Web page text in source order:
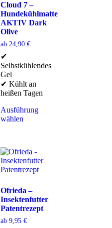
Cloud 7 –
Hundekühlmatte
AKTIV Dark
Olive
ab 24,90 €
✔
Selbstkühlendes
Gel
✔ Kühlt an
heißen Tagen
Ausführung
wählen
Ofrieda –
Insektenfutter
Patentrezept
ab 9,95 €